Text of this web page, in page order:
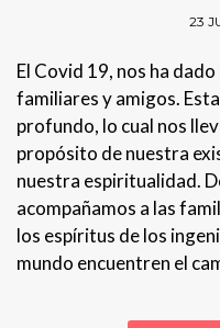
23
El Covid 19, nos ha
familiares y amigos.
profundo, lo cual nos
propósito de nuestra
nuestra espiritualidad.
acompañamos a las
los espíritus de los
mundo encuentren el